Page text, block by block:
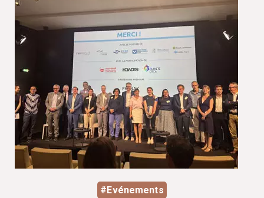
#Evénements